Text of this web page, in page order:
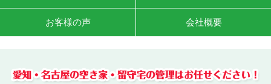
お客様の声 会社概要